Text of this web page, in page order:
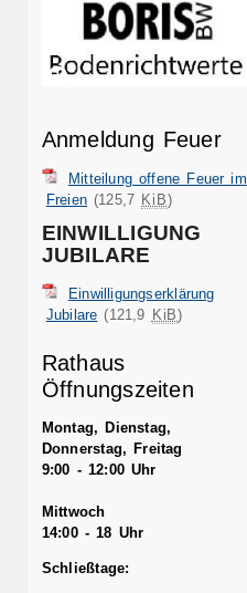
Anmeldung Feuer
Mitteilung offene Feuer im
Freien (125,7 KiB)
EINWILLIGUNG
JUBILARE
Einwilligungserklärung
Jubilare (121,9 KiB)
Rathaus
Öffnungszeiten
Montag, Dienstag,
Donnerstag, Freitag
9:00 - 12:00 Uhr
Mittwoch
14:00 - 18 Uhr
Schließtage: